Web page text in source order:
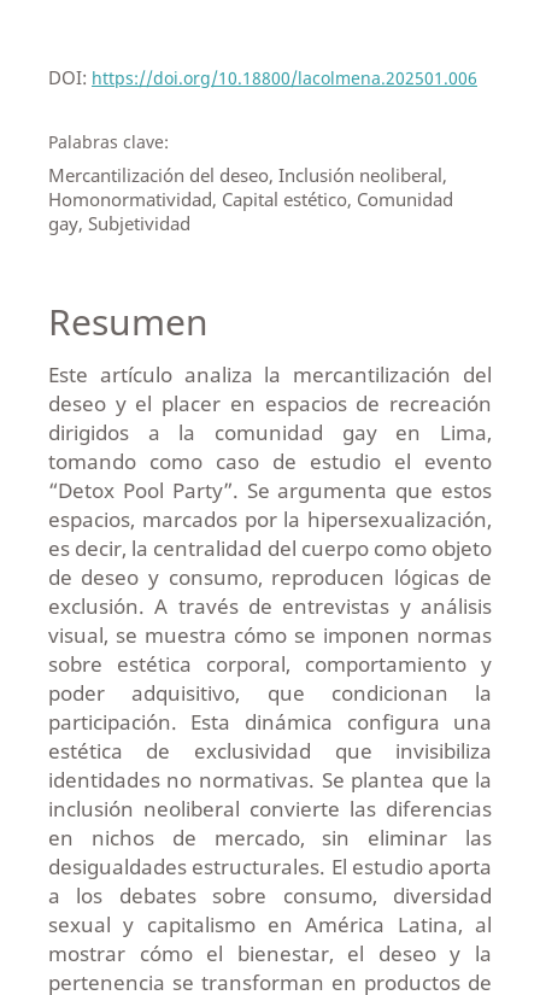
DOI: https://doi.org/10.18800/lacolmena.202501.006
Palabras clave:
Mercantilización del deseo, Inclusión neoliberal,
Homonormatividad, Capital estético, Comunidad
gay, Subjetividad
Resumen
Este artículo analiza la mercantilización del
deseo y el placer en espacios de recreación
dirigidos a la comunidad gay en Lima,
tomando como caso de estudio el evento
“Detox Pool Party”. Se argumenta que estos
espacios, marcados por la hipersexualización,
es decir, la centralidad del cuerpo como objeto
de deseo y consumo, reproducen lógicas de
exclusión. A través de entrevistas y análisis
visual, se muestra cómo se imponen normas
sobre estética corporal, comportamiento y
poder adquisitivo, que condicionan la
participación. Esta dinámica configura una
estética de exclusividad que invisibiliza
identidades no normativas. Se plantea que la
inclusión neoliberal convierte las diferencias
en nichos de mercado, sin eliminar las
desigualdades estructurales. El estudio aporta
a los debates sobre consumo, diversidad
sexual y capitalismo en América Latina, al
mostrar cómo el bienestar, el deseo y la
pertenencia se transforman en productos de